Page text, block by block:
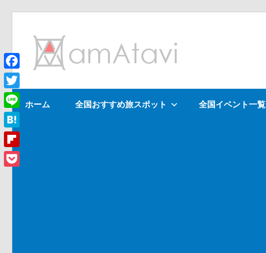
ン
ツ
へ
ス
キ
ッ
プ
を
見
ホーム 全国おすすめ旅スポット 全国イベント一覧
Facebook
Twitter
Line
Hatena
Flipboard